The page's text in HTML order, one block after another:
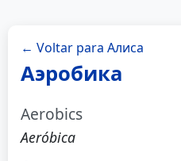
← Voltar para Алиса
Аэробика
Aerobics
Aeróbica